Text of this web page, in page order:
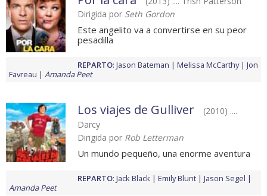
Dirigida por Seth Gordon
Este angelito va a convertirse en su peor
pesadilla
REPARTO: Jason Bateman Melissa McCarthy
Jon
Favreau
Amanda Peet
Los viajes de Gulliver
(2010) ....
Darcy
Dirigida por Rob Letterman
Un mundo pequeño, una enorme aventura
REPARTO: Jack Black Emily Blunt
Jason Segel
Amanda Peet